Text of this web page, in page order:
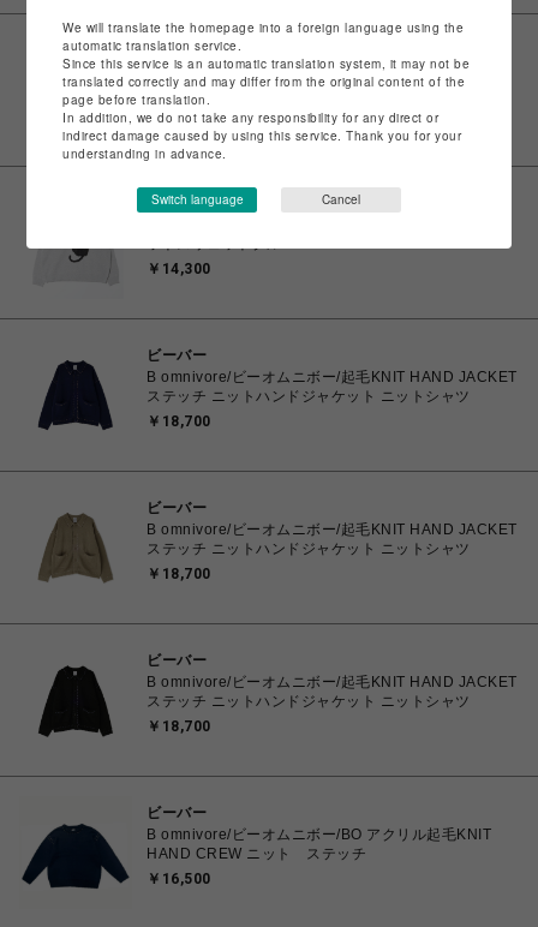
ビーバー
B omnivore/ビーオムニボー/CAT SWEAT CREW キャ
ットスウェットクルー
￥14,300
ビーバー
￥14,300
ビーバー
B omnivore/ビーオムニボー/起毛KNIT HAND JACKET
ステッチ ニットハンドジャケット ニットシャツ
￥18,700
ビーバー
B omnivore/ビーオムニボー/起毛KNIT HAND JACKET
ステッチ ニットハンドジャケット ニットシャツ
￥18,700
ビーバー
B omnivore/ビーオムニボー/起毛KNIT HAND JACKET
ステッチ ニットハンドジャケット ニットシャツ
￥18,700
ビーバー
B omnivore/ビーオムニボー/BO アクリル起毛KNIT
HAND CREW ニット ステッチ
￥16,500
We will translate the homepage into a foreign language using the
automatic translation service.
Since this service is an automatic translation system, it may not be
translated correctly and may differ from the original content of the
page before translation.
In addition, we do not take any responsibility for any direct or
indirect damage caused by using this service. Thank you for your
understanding in advance.
Switch language Cancel